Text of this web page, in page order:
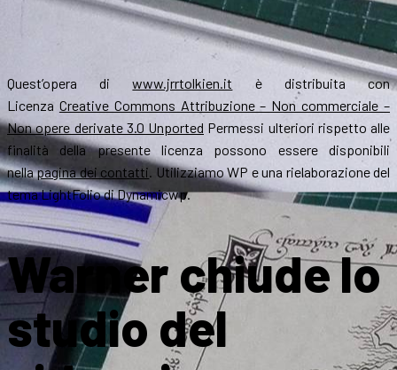
Quest’opera diwww.jrrtolkien.it è distribuita con
Licenza Creative Commons Attribuzione – Non commerciale –
Non opere derivate 3.0 Unported Permessi ulteriori rispetto alle
finalità della presente licenza possono essere disponibili
nellapagina dei contatti. Utilizziamo WP e una rielaborazione del
tema LightFolio di Dynamicwp.
Warner chiude lo
studio del